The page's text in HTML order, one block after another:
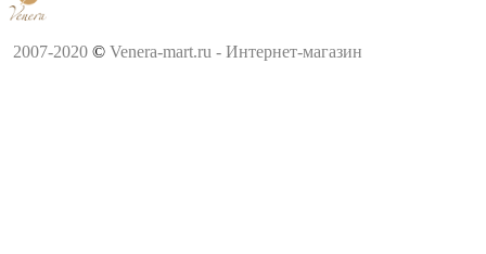
2007-2020 © Venera-mart.ru - Интернет-магазин